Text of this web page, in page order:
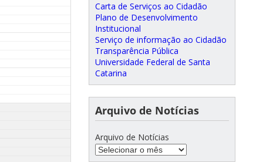
Carta de Serviços ao Cidadão
Plano de Desenvolvimento
Institucional
Serviço de informação ao Cidadão
Transparência Pública
Universidade Federal de Santa
Catarina
Arquivo de Notícias
Arquivo de Notícias